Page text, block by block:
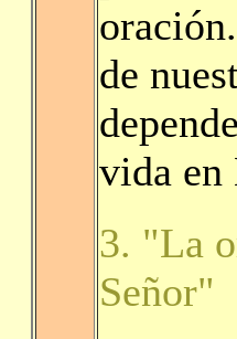
de
vida en
3. "La
Señor"